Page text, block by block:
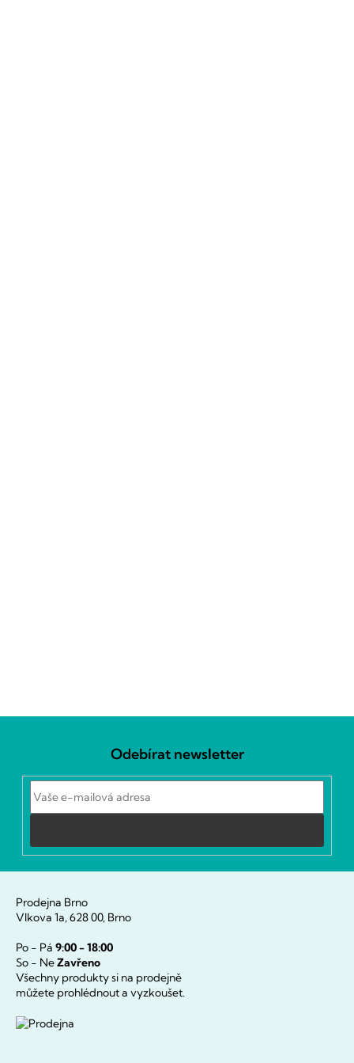
Odebírat newsletter
se
Prodejna Brno
Vlkova 1a, 628 00, Brno
Po - Pá 9:00 - 18:00
So - NeZavřeno
Všechny produkty si na prodejně
můžete prohlédnout a vyzkoušet.